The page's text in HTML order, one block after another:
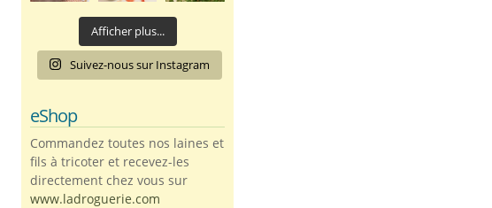
Afficher plus...
Suivez-nous sur Instagram
eShop
Commandez toutes nos laines et
fils à tricoter et recevez-les
directement chez vous sur
www.ladroguerie.com